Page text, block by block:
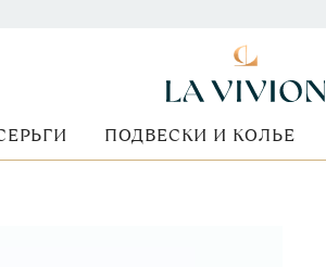
ПОДВЕСКИ И КОЛЬЕ